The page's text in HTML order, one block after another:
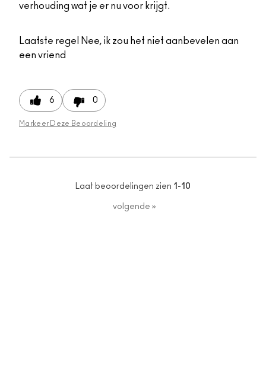
verhouding wat je er nu voor krijgt.
Laatste regel
Nee, ik zou het niet aanbevelen aan
een vriend
6 0
Markeer Deze Beoordeling
Laat beoordelingen zien 1-10
volgende »